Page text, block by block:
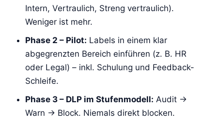
Intern, Vertraulich, Streng vertraulich).
Weniger ist mehr.
Phase 2 – Pilot: Labels in einem klar
abgegrenzten Bereich einführen (z. B. HR
oder Legal) – inkl. Schulung und Feedback-
Schleife.
Phase 3 – DLP im Stufenmodell: Audit →
Warn → Block. Niemals direkt blocken.